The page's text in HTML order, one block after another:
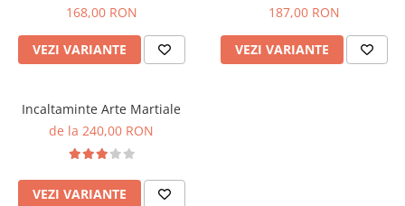
168,00 RON
VEZI VARIANTE
187,00 RON
VEZI VARIANTE
Incaltaminte Arte Martiale
de la 240,00 RON
VEZI VARIANTE